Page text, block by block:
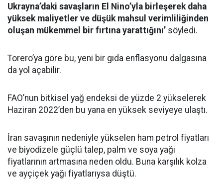
Ukrayna’daki savaşların El Nino’yla birleşerek daha
yüksek maliyetler ve düşük mahsul verimliliğinden
oluşan mükemmel bir fırtına yarattığını’ söyledi.
Torero’ya göre bu, yeni bir gıda enflasyonu dalgasına
da yol açabilir.
FAO’nun bitkisel yağ endeksi de yüzde 2 yükselerek
Haziran 2022’den bu yana en yüksek seviyeye ulaştı.
İran savaşının nedeniyle yükselen ham petrol fiyatları
ve biyodizele güçlü talep, palm ve soya yağı
fiyatlarının artmasına neden oldu. Buna karşılık kolza
ve ayçiçek yağı fiyatlarıysa düştü.